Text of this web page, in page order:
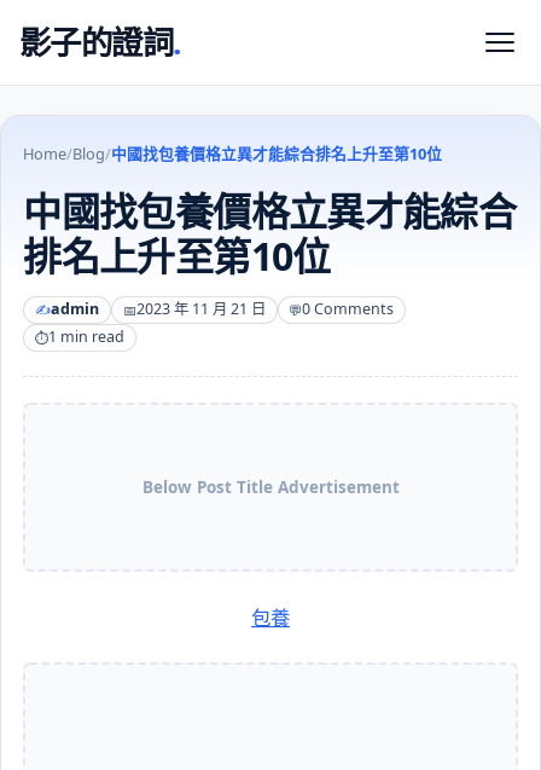
影子的證詞.
Home/Blog/中國找包養價格立異才能綜合排名上升至第10位
中國找包養價格立異才能綜合
排名上升至第10位
admin 2023 年 11 月 21 日
0 Comments
1 min read
Below Post Title Advertisement
包養